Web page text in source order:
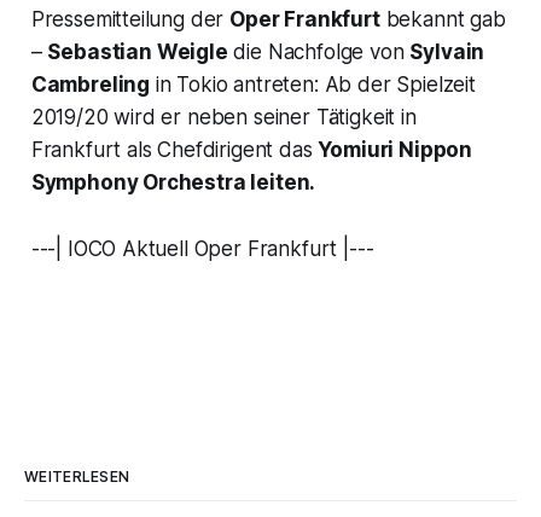
Pressemitteilung der Oper Frankfurtbekannt gab
– Sebastian Weigle die Nachfolge von Sylvain
Cambreling in Tokio antreten: Ab der Spielzeit
2019/20 wird er neben seiner Tätigkeit in
Frankfurt als Chefdirigent dasYomiuri Nippon
Symphony Orchestra leiten.
---| IOCO Aktuell Oper Frankfurt |---
WEITERLESEN